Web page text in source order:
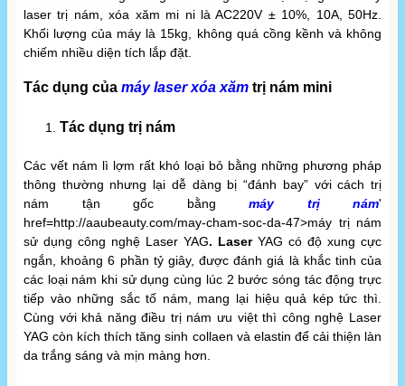
laser trị nám, xóa xăm mi ni là AC220V ± 10%, 10A, 50Hz.
Khối lượng của máy là 15kg, không quá cồng kềnh và không
chiếm nhiều diện tích lắp đặt.
Tác dụng của máy laser xóa xăm trị nám mini
Tác dụng trị nám
Các vết nám lì lợm rất khó loại bỏ bằng những phương pháp
thông thường nhưng lại dễ dàng bị “đánh bay” với cách trị
nám tận gốc bằng máy trị nám'
href=http://aaubeauty.com/may-cham-soc-da-47>máy trị nám
sử dụng công nghệ Laser YAG. Laser YAG có độ xung cực
ngắn, khoảng 6 phần tỷ giây, được đánh giá là khắc tinh của
các loại nám khi sử dụng cùng lúc 2 bước sóng tác động trực
tiếp vào những sắc tố nám, mang lại hiệu quả kép tức thì.
Cùng với khả năng điều trị nám ưu việt thì công nghệ Laser
YAG còn kích thích tăng sinh collaen và elastin để cải thiện làn
da trắng sáng và mịn màng hơn.